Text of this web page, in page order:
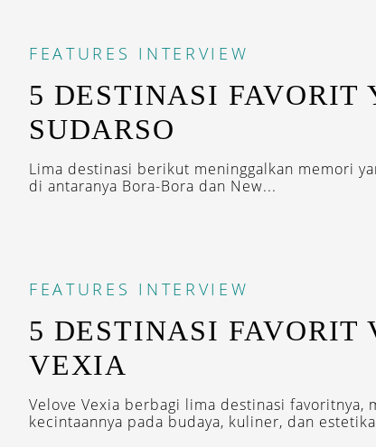
FEATURES INTERVIEW
5 DESTINASI FAVORIT
SUDARSO
Lima destinasi berikut meninggalkan memori
di antaranya Bora-Bora dan New...
FEATURES INTERVIEW
5 DESTINASI FAVORIT
VEXIA
Velove Vexia berbagi lima destinasi favoritnya,
kecintaannya pada budaya, kuliner, dan